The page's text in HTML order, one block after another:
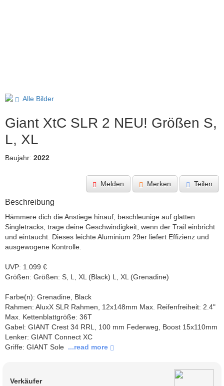
Alle Bilder
Giant XtC SLR 2 NEU! Größen S,
L, XL
Baujahr: 2022
Melden Merken Teilen
Beschreibung
Hämmere dich die Anstiege hinauf, beschleunige auf glatten
Singletracks, trage deine Geschwindigkeit, wenn der Trail einbricht
und eintaucht. Dieses leichte Aluminium 29er liefert Effizienz und
ausgewogene Kontrolle.
UVP: 1.099 €
Größen: Größen: S, L, XL (Black) L, XL (Grenadine)
Farbe(n): Grenadine, Black
Rahmen: AluxX SLR Rahmen, 12x148mm Max. Reifenfreiheit: 2.4"
Max. Kettenblattgröße: 36T
Gabel: GIANT Crest 34 RRL, 100 mm Federweg, Boost 15x110mm
Lenker: GIANT Connect XC
Griffe: GIANT Sole ...read more
Verkäufer